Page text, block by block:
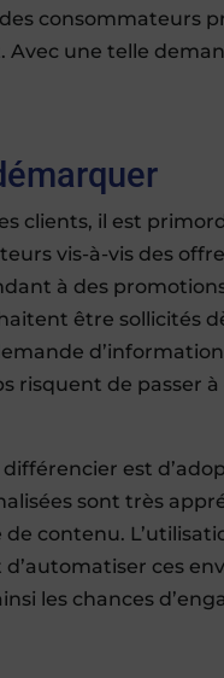
des consommateurs
une telle
clients, il est
vis-à-vis des
à des
être sollicités
risquent de passer
est
sont très
contenu.
ces
les chances